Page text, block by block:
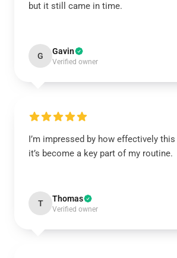
but it still came in time.
G Gavin
Verified owner
I’m impressed by how effectively
it’s become a key part of my routine.
T Thomas
Verified owner